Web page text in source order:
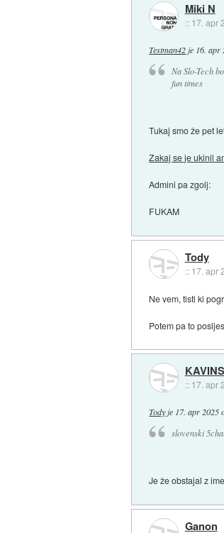
Miki N
:: 17. apr
Testman42 je 16. apr
Na Slo-Tech
fun times
Tukaj smo že pet
Zakaj se je ukinil
Admini pa zgolj:
FUKAM
Tody
:: 17. apr
Ne vem, tisti ki
Potem pa to
:: 17. apr
Todyje 17. apr 2025
slovenski
Je že obstajal z
Ganon